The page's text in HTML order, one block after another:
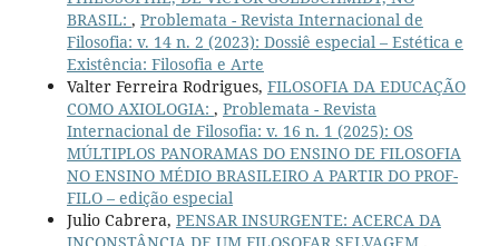
BRASIL: , Problemata - Revista Internacional de
Filosofia: v. 14 n. 2 (2023): Dossiê especial – Estética e
Existência: Filosofia e Arte
Valter Ferreira Rodrigues, FILOSOFIA DA EDUCAÇÃO
COMO AXIOLOGIA: , Problemata - Revista
Internacional de Filosofia: v. 16 n. 1 (2025): OS
MÚLTIPLOS PANORAMAS DO ENSINO DE FILOSOFIA
NO ENSINO MÉDIO BRASILEIRO A PARTIR DO PROF-
FILO – edição especial
Julio Cabrera, PENSAR INSURGENTE: ACERCA DA